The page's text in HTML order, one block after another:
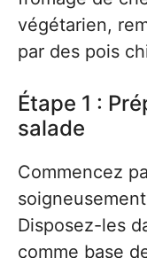
végétarien,
par des pois
Étape 1 :
salade
Commencez
Disposez-les
comme base